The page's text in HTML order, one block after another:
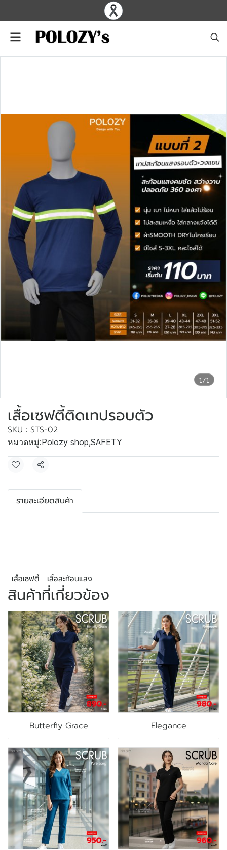
1/1
เสื้อเซฟตี้ติดเทปรอบตัว
SKU : STS-02
หมวดหมู่:Polozy shop,SAFETY
แชร์
รายละเอียดสินค้า
เสื้อเซฟตี้ เสื้อสะท้อนแสง
สินค้าที่เกี่ยวข้อง
Butterfly Grace Elegance